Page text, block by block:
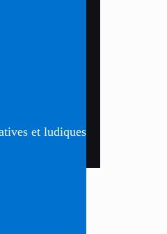
et ludiques